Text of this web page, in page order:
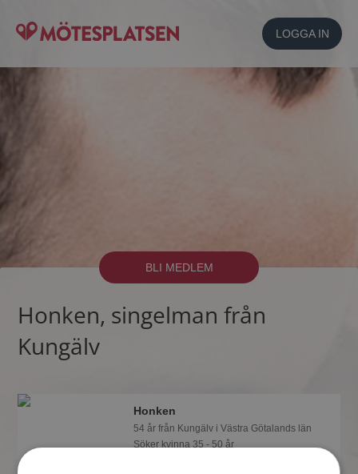
LOGGA IN
BLI MEDLEM
Honken, singelman från
Kungälv
Honken
54 år från Kungälv i Västra Götalands län
Söker kvinna 35 - 50 år